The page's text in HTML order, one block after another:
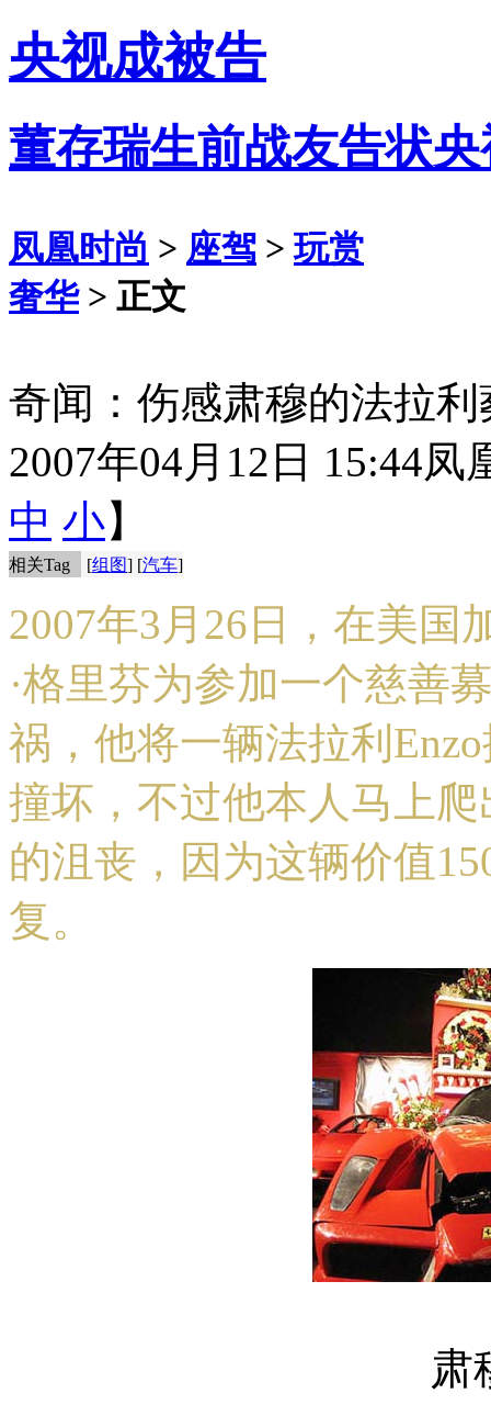
央视成被告
董存瑞生前战友告状
凤凰时尚 > 座驾 >玩赏
奢华> 正文
奇闻：伤感肃穆的法拉
2007年04月12日 15:44凤
中 小】
相关Tag [组图] [汽车]
2007年3月26日，在美国
·格里芬为参加一个慈善
祸，他将一辆法拉利
撞坏，不过他本人马上
的沮丧，因为这辆价值
复。
肃